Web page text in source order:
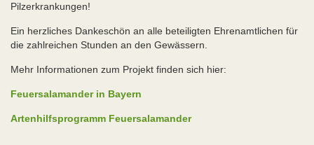
Pilzerkrankungen!
Ein herzliches Dankeschön an alle beteiligten Ehrenamtlichen für
die zahlreichen Stunden an den Gewässern.
Mehr Informationen zum Projekt finden sich hier:
Feuersalamander in Bayern
Artenhilfsprogramm Feuersalamander